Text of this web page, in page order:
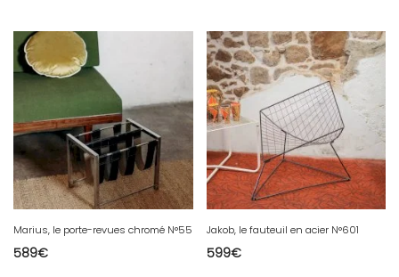
Marius, le porte-revues chromé N°55
589€
Jakob, le fauteuil en acier N°601
599€